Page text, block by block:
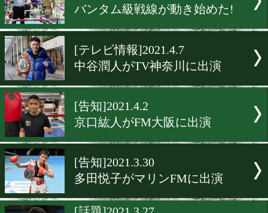
[告知]2021.5.24
LEGEND公式ガイドブック
約販売中!
元王者の船井龍一氏がキッ
カーを開業
[TV情報]2021.4.30
寺地拳四朗が関西テレビに